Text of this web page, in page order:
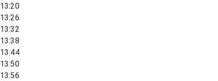
13:20
13:26
13:32
13:38
13:44
13:50
13:56